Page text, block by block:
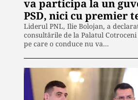
va participa la un
PSD, nici cu premier
Liderul PNL, Ilie Bolojan, a
consultările de la Palatul
pe care o conduce nu va…